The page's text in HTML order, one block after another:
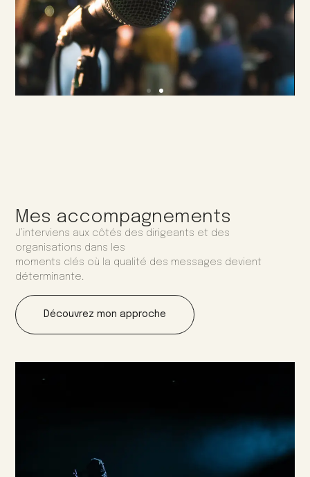
Mes accompagnements
J’interviens aux côtés des dirigeants et des
organisations dans les
moments clés où la qualité des messages devient
déterminante.
Découvrez mon approche